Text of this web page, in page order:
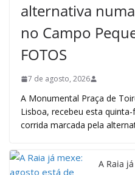
alternativa
no Campo
FOTOS
7 de agosto, 2026
A Monumental Praça de
Lisboa, recebeu esta
corrida marcada pela
A Raia